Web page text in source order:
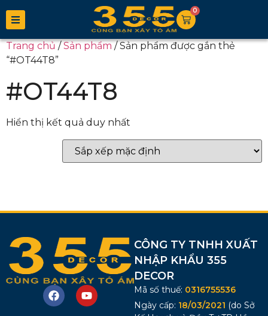
0
Trang chủ/Sản phẩm/ Sản phẩm được gắn thẻ
“#OT44T8”
#OT44T8
Hiển thị kết quả duy nhất
CÔNG TY TNHH XUẤT
NHẬP KHẨU 355
DECOR
Mã số thuế: 0316755536
Ngày cấp: 18/03/2021 (do Sở